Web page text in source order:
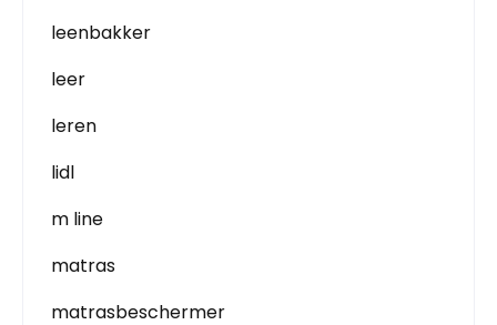
leenbakker
leer
leren
lidl
m line
matras
matrasbeschermer